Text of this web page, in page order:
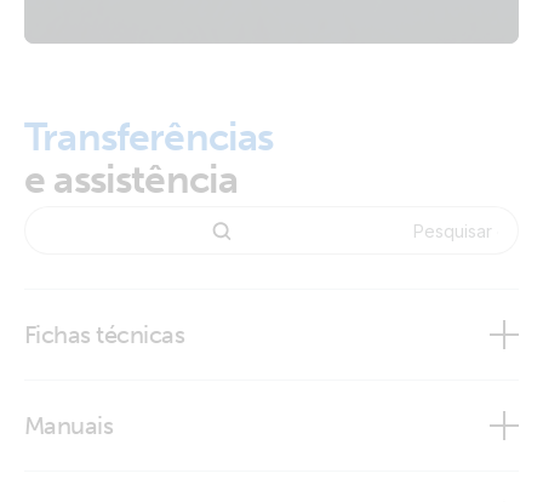
Saiba mais
Saiba mais
Transferências
e assistência
Fichas técnicas
Manuais